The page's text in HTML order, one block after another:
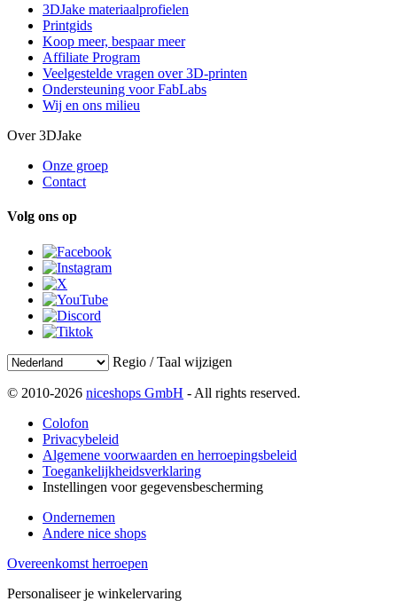
3DJake materiaalprofielen
Printgids
Koop meer, bespaar meer
Affiliate Program
Veelgestelde vragen over 3D-printen
Ondersteuning voor FabLabs
Wij en ons milieu
Over 3DJake
Onze groep
Contact
Volg ons op
Regio / Taal wijzigen
© 2010-2026 niceshops GmbH - All rights reserved.
Colofon
Privacybeleid
Algemene voorwaarden en herroepingsbeleid
Toegankelijkheidsverklaring
Instellingen voor gegevensbescherming
Ondernemen
Andere nice shops
Overeenkomst herroepen
Personaliseer je winkelervaring